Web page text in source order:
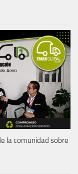
la comunidad sobre